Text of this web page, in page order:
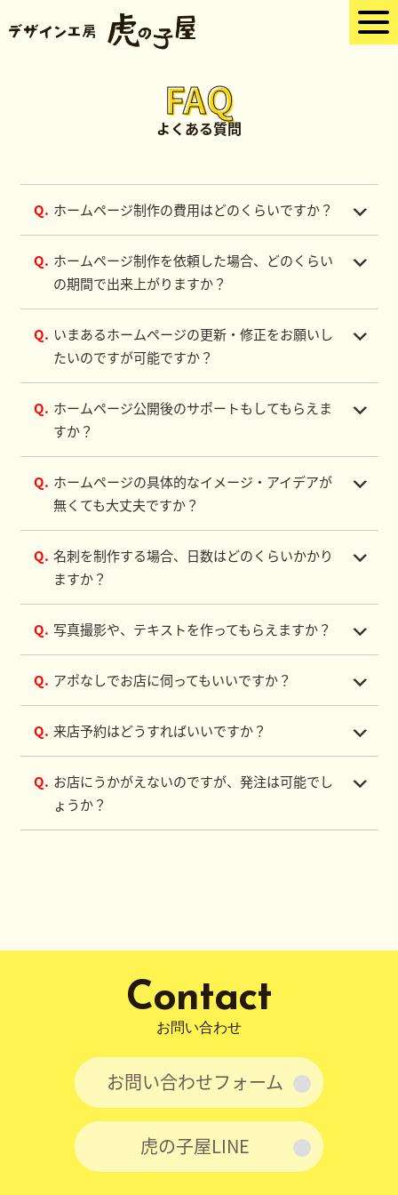
FAQ
よくある質問
Q. ホームページ制作の費用はどのくらいですか？
Q. ホームページ制作を依頼した場合、どのくらい
の期間で出来上がりますか？
Q. いまあるホームページの更新・修正をお願いし
たいのですが可能ですか？
Q. ホームページ公開後のサポートもしてもらえま
すか？
Q. ホームページの具体的なイメージ・アイデアが
無くても大丈夫ですか？
Q. 名刺を制作する場合、日数はどのくらいかかり
ますか？
Q. 写真撮影や、テキストを作ってもらえますか？
Q. アポなしでお店に伺ってもいいですか？
Q. 来店予約はどうすればいいですか？
Q. お店にうかがえないのですが、発注は可能でし
ょうか？
Contact
お問い合わせ
お問い合わせフォーム
虎の子屋LINE